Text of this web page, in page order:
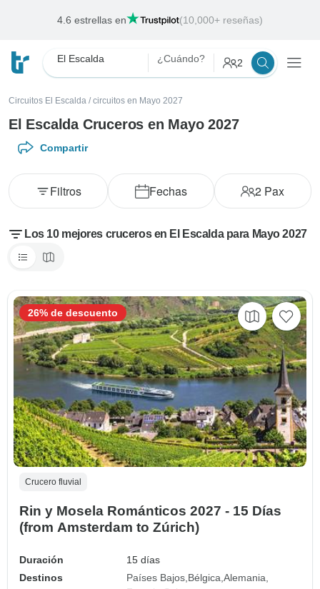
Ofertas de la semana Finaliza:12 ago., 2026
El Escalda ¿Cuándo? 2
Circuitos El Escalda / circuitos en Mayo 2027
El Escalda Cruceros en Mayo 2027
Compartir
Fechas 2 Pax
Filtros
Los 10 mejores cruceros en El Escalda para Mayo 2027
Crucero fluvial
Rin y Mosela Románticos 2027 - 15 Días
(from Amsterdam to Zúrich)
Duración
15 días
Destinos
Países Bajos Bélgica Alemania
26% de descuento